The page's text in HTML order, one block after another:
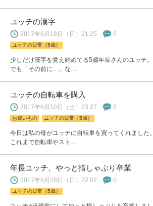
ユッチの漢字
2017年6月18日（日）21:25 0
ユッチの日常（5歳）
少しだけ漢字を覚え始めてる5歳年長さんのユッチ。
でも「その前に…」な…
ユッチの自転車を購入
2017年6月10日（土）23:27 0
お買いもの ユッチの日常（5歳）
今日は私の母がユッチに自転車を買ってくれました。
これまで自転車やスト…
年長ユッチ、やっと指しゃぶり卒業
2017年5月28日（日）22:02 0
ユッチの日常（5歳）